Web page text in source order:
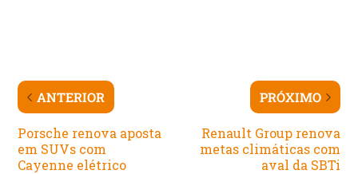
ANTERIOR
Porsche renova aposta
em SUVs com
Cayenne elétrico
PRÓXIMO
Renault Group renova
metas climáticas com
aval da SBTi